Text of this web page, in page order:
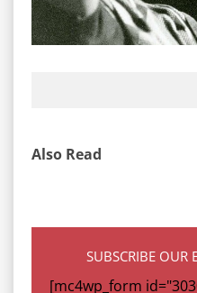
Also Read
SUBSCRIBE OUR
[mc4wp_form